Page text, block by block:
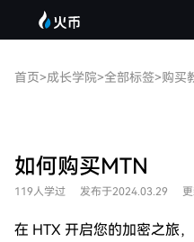
首页>成长学院>全部标签>购买
如何购买MTN
119人学过 发布于2024.03.29
在 HTX 开启您的加密之旅